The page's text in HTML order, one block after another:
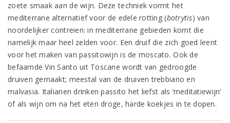
zoete smaak aan de wijn. Deze techniek vormt het
mediterrane alternatief voor de edele rotting (botrytis) van
noordelijker contreien: in mediterrane gebieden komt die
namelijk maar heel zelden voor. Een druif die zich goed leent
voor het maken van passitowijn is de moscato. Ook de
befaamde Vin Santo uit Toscane wordt van gedroogde
druiven gemaakt; meestal van de druiven trebbiano en
malvasia. Italianen drinken passito het liefst als ‘meditatiewijn’
of als wijn om na het eten droge, harde koekjes in te dopen.